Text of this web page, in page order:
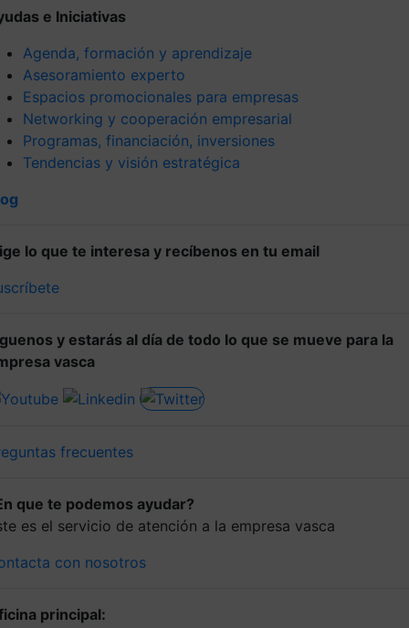
e Iniciativas
Agenda, formación y aprendizaje
Asesoramiento experto
Espacios promocionales para empresas
Networking y cooperación empresarial
Programas, financiación, inversiones
Tendencias y visión estratégica
lo que te interesa y recíbenos en tu email
y estarás al día de todo lo que se mueve para la
vasca
frecuentes
que te podemos ayudar?
es el servicio de atención a la empresa vasca
con nosotros
principal: